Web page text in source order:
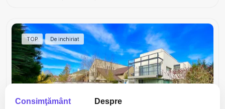
TOP De inchiriat
Consimţământ Despre